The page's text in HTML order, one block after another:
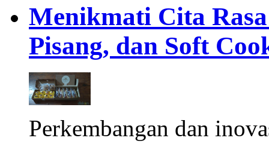
Menikmati Cita
Pisang, dan Soft
Perkembangan dan